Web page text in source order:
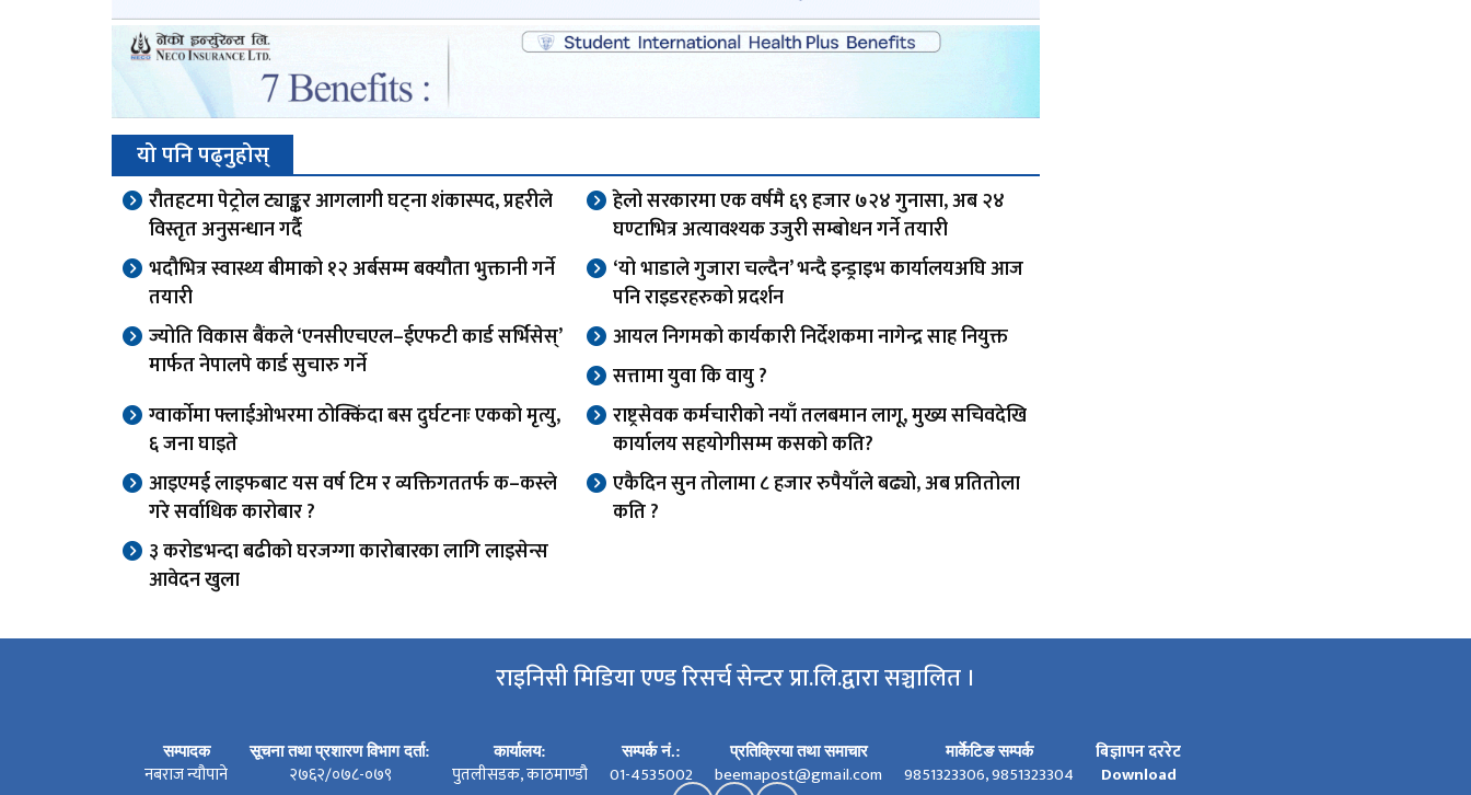
यो पनि पढ्नुहोस्
रौतहटमा पेट्रोल ट्याङ्कर आगलागी घट्ना शंकास्पद, प्रहरीले
विस्तृत अनुसन्धान गर्दै
हेलो सरकारमा एक वर्षमै ६९ हजार ७२४ गुनासा, अब २४
घण्टाभित्र अत्यावश्यक उजुरी सम्बोधन गर्ने तयारी
भदौभित्र स्वास्थ्य बीमाको १२ अर्बसम्म बक्यौता भुक्तानी गर्ने
तयारी
‘यो भाडाले गुजारा चल्दैन’ भन्दै इन्ड्राइभ कार्यालयअघि आज
पनि राइडरहरुको प्रदर्शन
ज्योति विकास बैंकले ‘एनसीएचएल–ईएफटी कार्ड सर्भिसेस्’
मार्फत नेपालपे कार्ड सुचारु गर्ने
आयल निगमको कार्यकारी निर्देशकमा नागेन्द्र साह नियुक्त
सत्तामा युवा कि वायु ?
ग्वार्काेमा फ्लाईओभरमा ठोक्किंदा बस दुर्घटनाः एकको मृत्यु,
६ जना घाइते
राष्ट्रसेवक कर्मचारीको नयाँ तलबमान लागू, मुख्य सचिवदेखि
कार्यालय सहयोगीसम्म कसको कति?
आइएमई लाइफबाट यस वर्ष टिम र व्यक्तिगततर्फ क–कस्ले
गरे सर्वाधिक कारोबार ?
एकैदिन सुन तोलामा ८ हजार रुपैयाँले बढ्यो, अब प्रतितोला
कति ?
३ करोडभन्दा बढीको घरजग्गा कारोबारका लागि लाइसेन्स
आवेदन खुला
राइनिसी मिडिया एण्ड रिसर्च सेन्टर प्रा.लि.द्वारा सञ्चालित ।
सम्पादक
नबराज न्यौपाने
सूचना तथा प्रशारण विभाग दर्ता:
२७६२/०७८-०७९
कार्यालय:
पुतलीसडक, काठमाण्डौ
सम्पर्क नं.:
01-4535002
प्रतिक्रिया तथा समाचार
beemapost@gmail.com
मार्केटिङ सम्पर्क
9851323306, 9851323304
बिज्ञापन दररेट
Download